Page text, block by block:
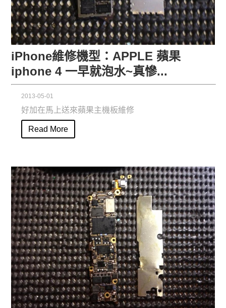
iPhone維修機型：APPLE 蘋果
iphone 4 一早就泡水~真慘...
2013-05-01
好加在馬上送來蘋果主機板維修
Read More